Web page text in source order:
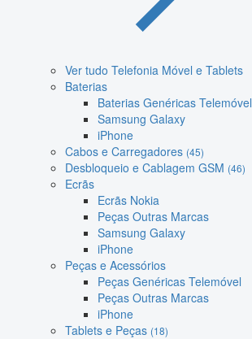
Ver tudo Telefonia Móvel e Tablets
Baterias
Baterias Genéricas Telemóvel
Samsung Galaxy
iPhone
Cabos e Carregadores (45)
Desbloqueio e Cablagem GSM (46)
Ecrãs
Ecrãs Nokia
Peças Outras Marcas
Samsung Galaxy
iPhone
Peças e Acessórios
Peças Genéricas Telemóvel
Peças Outras Marcas
iPhone
Tablets e Peças (18)